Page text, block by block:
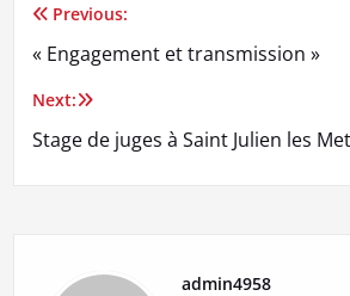
Navigation
de
l’article
Previous:
« Engagement et transmission »
Next:
Stage de juges à Saint Julien les
admin4958